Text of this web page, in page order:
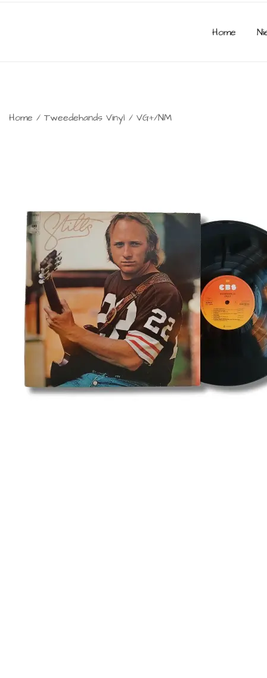
Home
Home / Tweedehands Vinyl / VG+/NM